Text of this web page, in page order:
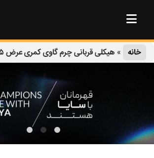
خانه » هیکلی قربانی چرم گاوی کمری عرض ۱۵ سانتی متر